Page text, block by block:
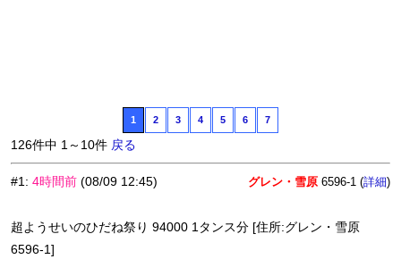
1 2 3 4 5 6 7
126件中 1～10件 戻る
#1: 4時間前 (08/09 12:45) グレン・雪原 6596-1 (詳細)
超ようせいのひだね祭り 94000 1タンス分 [住所:グレン・雪原
6596-1]